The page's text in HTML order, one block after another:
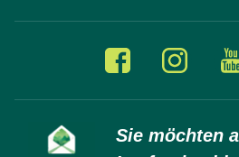
Sie möchten